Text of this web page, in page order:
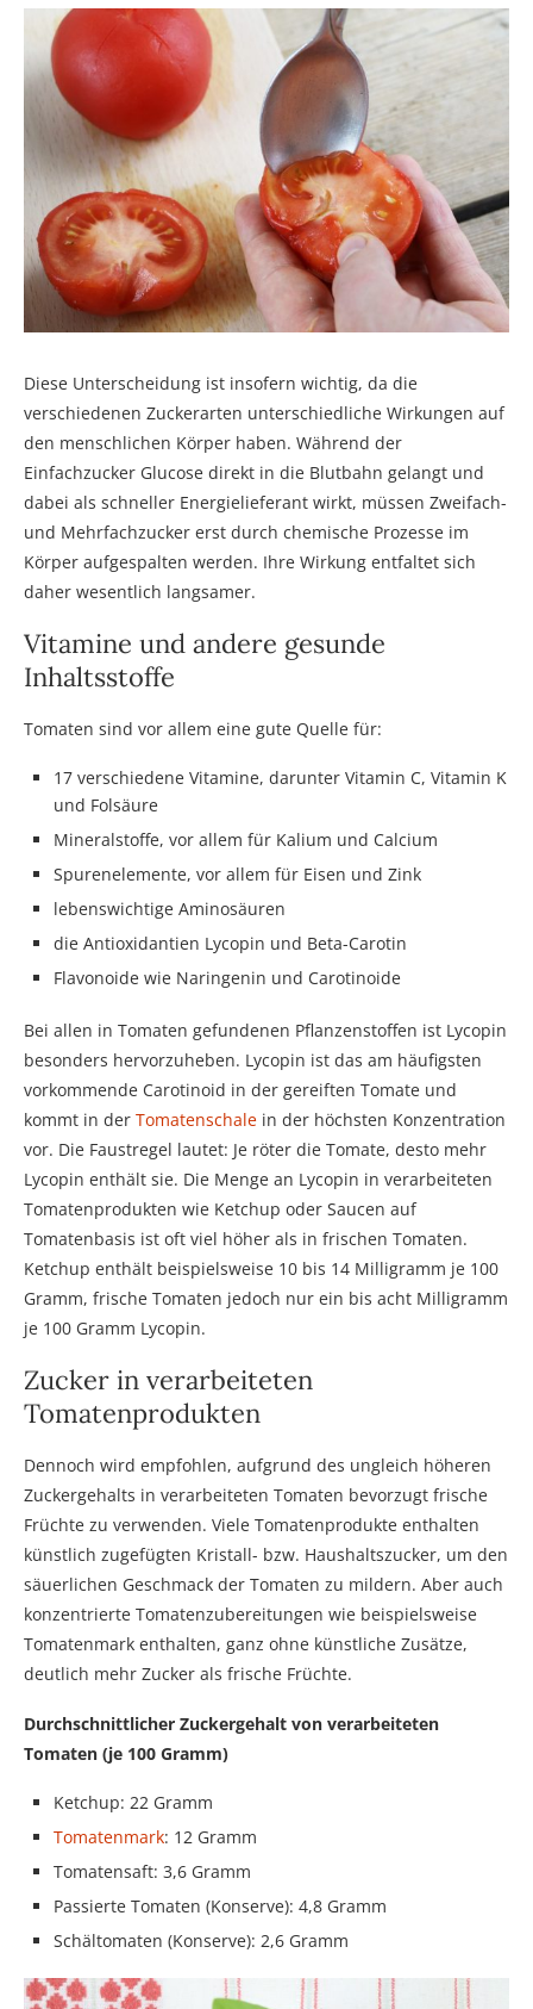
Diese Unterscheidung ist insofern wichtig, da die
verschiedenen Zuckerarten unterschiedliche Wirkungen auf
den menschlichen Körper haben. Während der
Einfachzucker Glucose direkt in die Blutbahn gelangt und
dabei als schneller Energielieferant wirkt, müssen Zweifach-
und Mehrfachzucker erst durch chemische Prozesse im
Körper aufgespalten werden. Ihre Wirkung entfaltet sich
daher wesentlich langsamer.
Vitamine und andere gesunde
Inhaltsstoffe
Tomaten sind vor allem eine gute Quelle für:
17 verschiedene Vitamine, darunter Vitamin C, Vitamin K
und Folsäure
Mineralstoffe, vor allem für Kalium und Calcium
Spurenelemente, vor allem für Eisen und Zink
lebenswichtige Aminosäuren
die Antioxidantien Lycopin und Beta-Carotin
Flavonoide wie Naringenin und Carotinoide
Bei allen in Tomaten gefundenen Pflanzenstoffen ist Lycopin
besonders hervorzuheben. Lycopin ist das am häufigsten
vorkommende Carotinoid in der gereiften Tomate und
kommt in der Tomatenschale in der höchsten Konzentration
vor. Die Faustregel lautet: Je röter die Tomate, desto mehr
Lycopin enthält sie. Die Menge an Lycopin in verarbeiteten
Tomatenprodukten wie Ketchup oder Saucen auf
Tomatenbasis ist oft viel höher als in frischen Tomaten.
Ketchup enthält beispielsweise 10 bis 14 Milligramm je 100
Gramm, frische Tomaten jedoch nur ein bis acht Milligramm
je 100 Gramm Lycopin.
Zucker in verarbeiteten
Tomatenprodukten
Dennoch wird empfohlen, aufgrund des ungleich höheren
Zuckergehalts in verarbeiteten Tomaten bevorzugt frische
Früchte zu verwenden. Viele Tomatenprodukte enthalten
künstlich zugefügten Kristall- bzw. Haushaltszucker, um den
säuerlichen Geschmack der Tomaten zu mildern. Aber auch
konzentrierte Tomatenzubereitungen wie beispielsweise
Tomatenmark enthalten, ganz ohne künstliche Zusätze,
deutlich mehr Zucker als frische Früchte.
Durchschnittlicher Zuckergehalt von verarbeiteten
Tomaten (je 100 Gramm)
Ketchup: 22 Gramm
Tomatenmark: 12 Gramm
Tomatensaft: 3,6 Gramm
Passierte Tomaten (Konserve): 4,8 Gramm
Schältomaten (Konserve): 2,6 Gramm